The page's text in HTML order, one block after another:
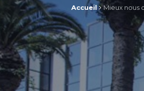
Accueil Mieux nous